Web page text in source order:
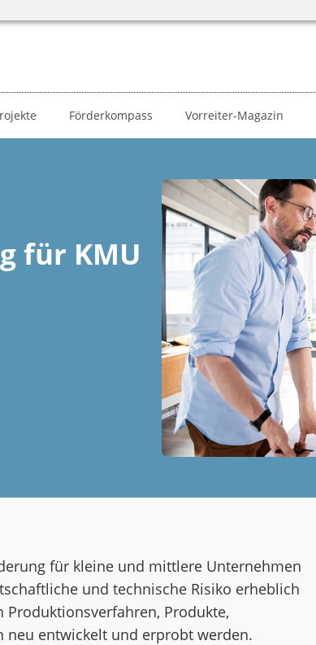
Förderkompass Vorreiter-Magazin
für KMU
für kleine und mittlere Unternehmen
und technische Risiko erheblich
Produkte,
neu entwickelt und erprobt werden.